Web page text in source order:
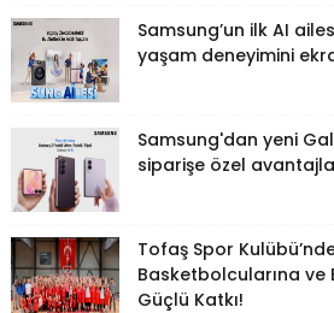
Samsung’un ilk AI
yaşam deneyimini
Samsung'dan yeni
siparişe özel
Tofaş Spor
Basketbolcularına
Güçlü Katkı!